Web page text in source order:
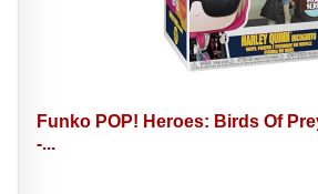
Funko POP! Heroes: Birds Of
-...